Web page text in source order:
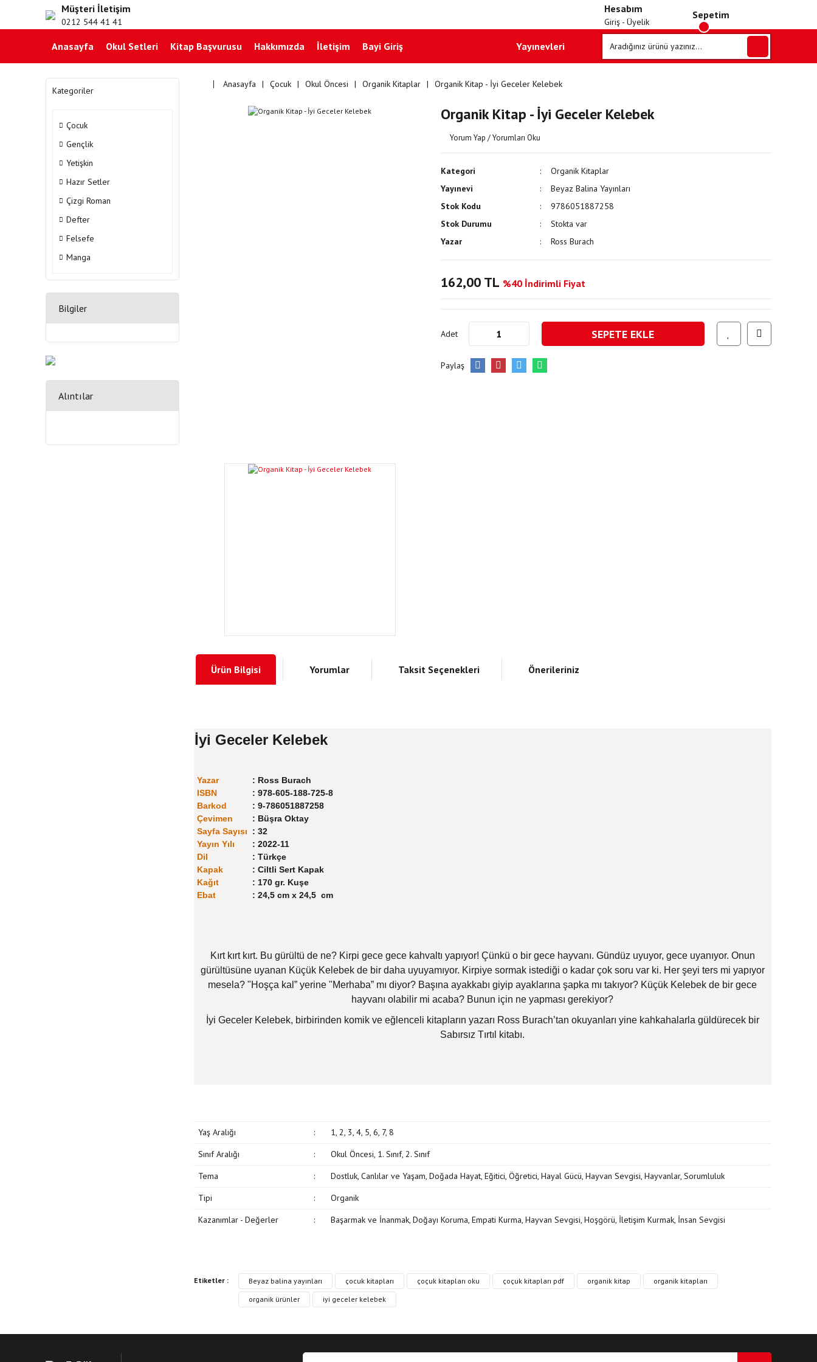
Müşteri İletişim
0212 544 41 41
Hesabım
Giriş - Üyelik
Sepetim
Anasayfa Okul Setleri Kitap Başvurusu Hakkımızda İletişim Bayi Giriş Yayınevleri
Kategoriler
Çocuk
Gençlik
Yetişkin
Hazır Setler
Çizgi Roman
Defter
Felsefe
Manga
Bilgiler
Alıntılar
Anasayfa Çocuk Okul Öncesi Organik Kitaplar Organik Kitap - İyi Geceler Kelebek
Organik Kitap - İyi Geceler Kelebek
Yorum Yap / Yorumları Oku
Kategori
Organik Kitaplar
Yayınevi
Beyaz Balina Yayınları
Stok Kodu
9786051887258
Stok Durumu
Stokta var
Yazar
Ross Burach
162,00 TL %40 İndirimli Fiyat
Adet SEPETE EKLE
Paylaş
Ürün Bilgisi Yorumlar Taksit Seçenekleri Önerileriniz
İyi Geceler Kelebek
Yazar : Ross Burach
ISBN
: 978-605-188-725-8
Barkod
: 9-786051887258
Çevimen
: Büşra Oktay
Sayfa Sayısı
: 32
Yayın Yılı
: 2022-11
Dil
: Türkçe
Kapak
: Ciltli Sert Kapak
Kağıt
: 170 gr. Kuşe
Ebat
: 24,5 cm x 24,5 cm
Kırt kırt kırt. Bu gürültü de ne? Kirpi gece gece kahvaltı yapıyor! Çünkü o bir gece hayvanı. Gündüz uyuyor, gece uyanıyor. Onun
gürültüsüne uyanan Küçük Kelebek de bir daha uyuyamıyor. Kirpiye sormak istediği o kadar çok soru var ki. Her şeyi ters mi yapıyor
mesela? "Hoşça kal” yerine "Merhaba” mı diyor? Başına ayakkabı giyip ayaklarına şapka mı takıyor? Küçük Kelebek de bir gece
hayvanı olabilir mi acaba? Bunun için ne yapması gerekiyor?
İyi Geceler Kelebek, birbirinden komik ve eğlenceli kitapların yazarı Ross Burach’tan okuyanları yine kahkahalarla güldürecek bir
Sabırsız Tırtıl kitabı.
Yaş Aralığı :
1, 2, 3, 4, 5, 6, 7, 8
Sınıf Aralığı
:
Okul Öncesi, 1. Sınıf, 2. Sınıf
Tema
:
Dostluk, Canlılar ve Yaşam, Doğada Hayat, Eğitici, Öğretici, Hayal Gücü, Hayvan Sevgisi, Hayvanlar, Sorumluluk
Tipi
:
Organik
Kazanımlar - Değerler
: Başarmak ve İnanmak, Doğayı Koruma, Empati Kurma, Hayvan Sevgisi, Hoşgörü, İletişim Kurmak, İnsan Sevgisi
Yorum Yaz
Bu kitabın fiyat bilgisi, resim, kitap açıklamalarında ve diğer konularda yetersiz gördüğünüz noktaları öneri formunu kullanarak tarafımıza iletebilirsiniz.
Görüş ve önerileriniz için teşekkür ederiz.
Kitap bilgilerinde hatalar bulunuyor.
Etiketler : Beyaz balina yayınları çocuk kitapları çoçuk kitapları oku çoçuk kitapları pdf organik kitap
organik kitapları
organik ürünler
iyi geceler kelebek